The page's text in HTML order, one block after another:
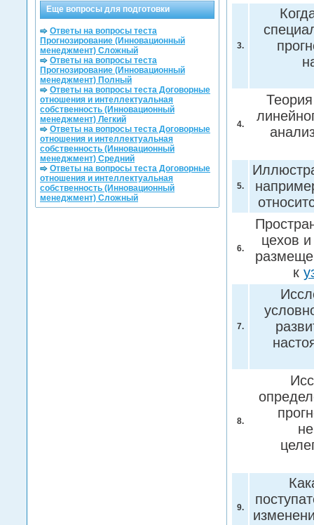
3.
4.
5.
6.
цехов
к
7.
8.
9.
Еще вопросы для подготовки
Ответы на вопросы теста
Прогнозирование (Инновационный
менеджмент) Сложный
Ответы на вопросы теста
Прогнозирование (Инновационный
менеджмент) Полный
Ответы на вопросы теста Договорные
отношения и интеллектуальная
собственность (Инновационный
менеджмент) Легкий
Ответы на вопросы теста Договорные
отношения и интеллектуальная
собственность (Инновационный
менеджмент) Средний
Ответы на вопросы теста Договорные
отношения и интеллектуальная
собственность (Инновационный
менеджмент) Сложный